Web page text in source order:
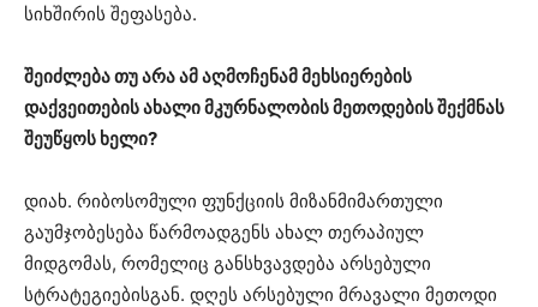
სიხშირის შეფასება.
შეიძლება თუ არა ამ აღმოჩენამ მეხსიერების
დაქვეითების ახალი მკურნალობის მეთოდების შექმნას
შეუწყოს ხელი?
დიახ. რიბოსომული ფუნქციის მიზანმიმართული
გაუმჯობესება წარმოადგენს ახალ თერაპიულ
მიდგომას, რომელიც განსხვავდება არსებული
სტრატეგიებისგან. დღეს არსებული მრავალი მეთოდი